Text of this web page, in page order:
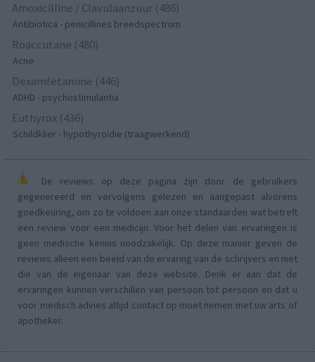
Amoxicilline / Clavulaanzuur (486)
Antibiotica - penicillines breedspectrum
Roaccutane (480)
Acne
Dexamfetamine (446)
ADHD - psychostimulantia
Euthyrox (436)
Schildklier - hypothyroidie (traagwerkend)
De reviews op deze pagina zijn door de gebruikers
gegenereerd en vervolgens gelezen en aangepast alvorens
goedkeuring, om zo te voldoen aan onze standaarden wat betreft
een review voor een medicijn. Voor het delen van ervaringen is
geen medische kennis noodzakelijk. Op deze manier geven de
reviews alleen een beeld van de ervaring van de schrijvers en niet
die van de eigenaar van deze website. Denk er aan dat de
ervaringen kunnen verschillen van persoon tot persoon en dat u
voor medisch advies altijd contact op moet nemen met uw arts of
apotheker.